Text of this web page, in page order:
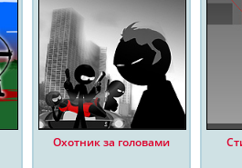
Охотник за головами